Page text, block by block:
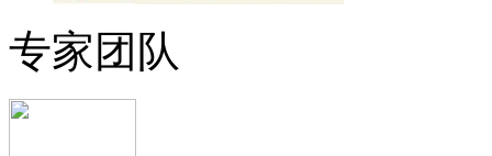
专家团队